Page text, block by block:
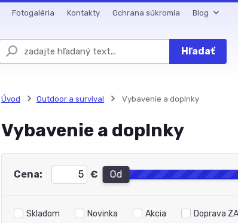
Fotogaléria Kontakty Ochrana súkromia Blog
Hľadať
Úvod Outdoor a survival Vybavenie a doplnky
Vybavenie a doplnky
Cena: € Od
Skladom Novinka Akcia Doprava